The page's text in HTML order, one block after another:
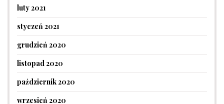
luty 2021
styczeń 2021
grudzień 2020
listopad 2020
październik 2020
wrzesień 2020